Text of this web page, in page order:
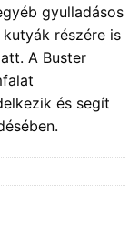
gyulladásos
részére is
A Buster
és segít